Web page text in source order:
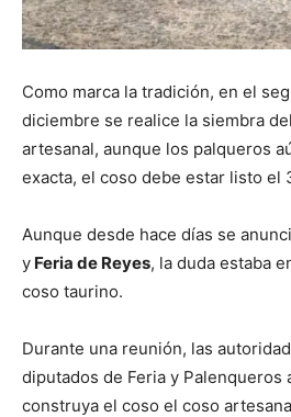
Como marca la tradición, en el
diciembre se realice la siembra
artesanal, aunque los palqueros
exacta, el coso debe estar listo el
Aunque desde hace días se
y Feria de Reyes, la duda estaba
coso taurino.
Durante una reunión, las
diputados de Feria y Palenqueros
construya el coso el coso